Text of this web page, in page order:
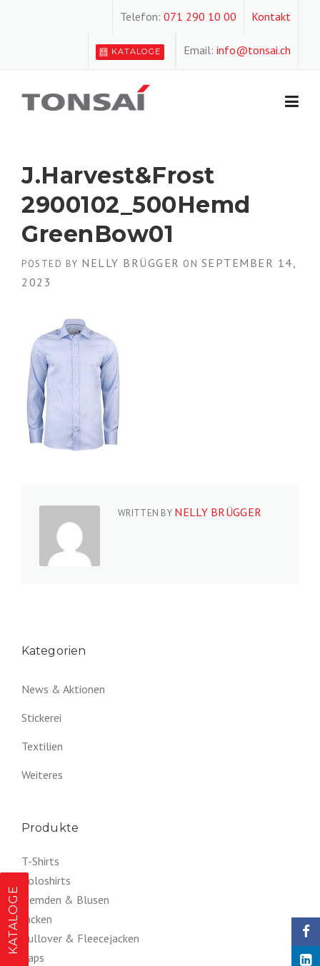
Kontakt
Telefon: 071 290 10 00
Email: info@tonsai.ch
KATALOGE
J.Harvest&Frost
2900102_500Hemd
GreenBow01
POSTED BY NELLY BRÜGGER ON SEPTEMBER 14,
2023
WRITTEN BY NELLY BRÜGGER
Kategorien
News & Aktionen
Stickerei
Textilien
Weiteres
Produkte
T-Shirts
Poloshirts
Hemden & Blusen
Jacken
Pullover & Fleecejacken
Caps
KATALOGE